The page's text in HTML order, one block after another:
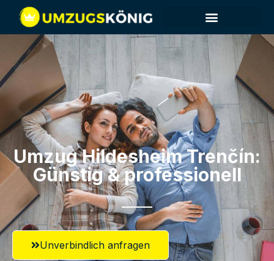
Umzug Hildesheim​ Trenčín:
Günstig & professionell​
Unverbindlich anfragen